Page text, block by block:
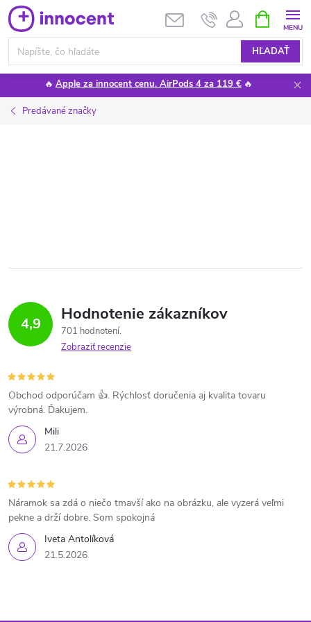
Prejsť
na
obsah
HĽADAŤ
KOŠÍK
🔥 Apple za innocent cenu. AirPods 4 za 119 € 🔥
Predávané značky
4,9 Hodnotenie zákazníkov
701 hodnotení
Zobraziť recenzie
Mili
21.7.2026
Obchod odporúčam 👍. Rýchlosť doručenia aj kvalita tovaru
výrobná. Ďakujem.
Iveta Antolíková
21.5.2026
Náramok sa zdá o niečo tmavší ako na obrázku, ale vyzerá veľmi
pekne a drží dobre. Som spokojná